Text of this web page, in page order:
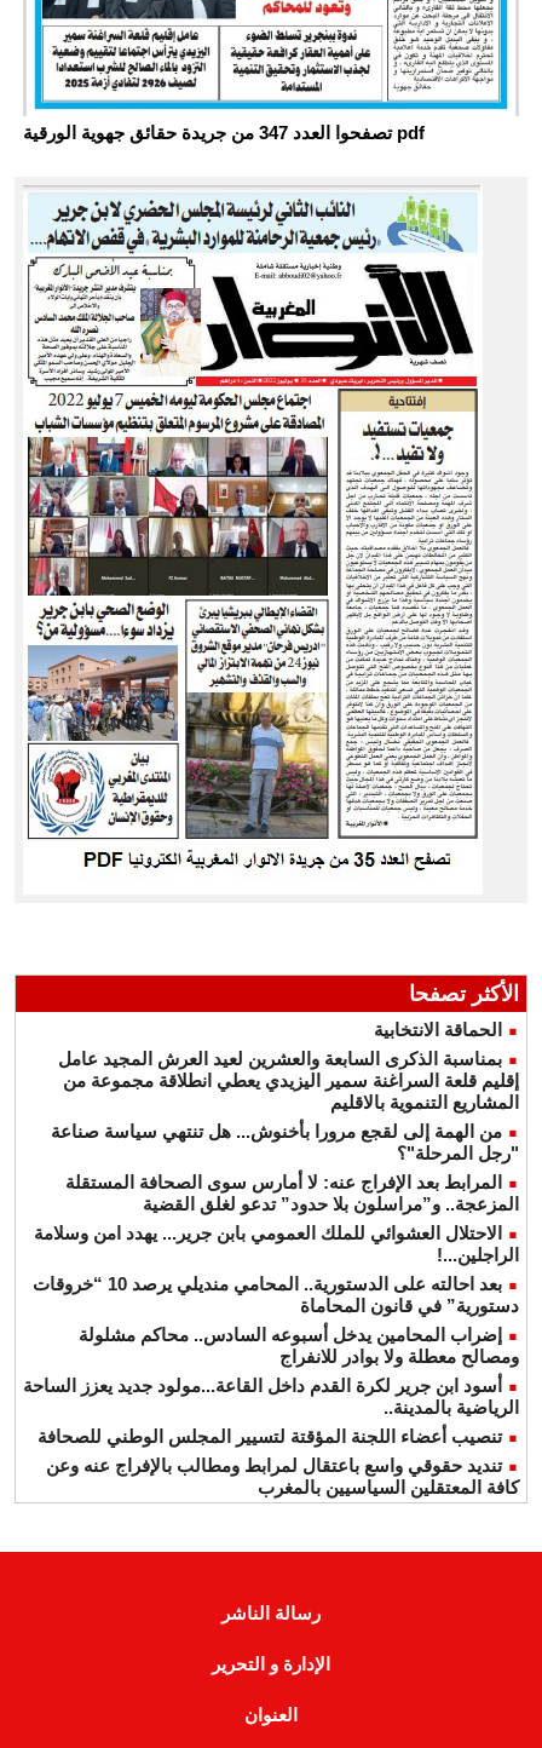
تصفحوا العدد 347 من جريدة حقائق جهوية الورقية pdf
الأكثر تصفحا
الحماقة الانتخابية
بمناسبة الذكرى السابعة والعشرين لعيد العرش المجيد عامل
إقليم قلعة السراغنة سمير اليزيدي يعطي انطلاقة مجموعة من
المشاريع التنموية بالاقليم
من الهمة إلى لقجع مرورا بأخنوش... هل تنتهي سياسة صناعة
"رجل المرحلة"؟
المرابط بعد الإفراج عنه: لا أمارس سوى الصحافة المستقلة
المزعجة.. و”مراسلون بلا حدود” تدعو لغلق القضية
الاحتلال العشوائي للملك العمومي بابن جرير... يهدد امن وسلامة
الراجلين...!
بعد احالته على الدستورية.. المحامي منديلي يرصد 10 “خروقات
دستورية” في قانون المحاماة
إضراب المحامين يدخل أسبوعه السادس.. محاكم مشلولة
ومصالح معطلة ولا بوادر للانفراج
أسود ابن جرير لكرة القدم داخل القاعة...مولود جديد يعزز الساحة
الرياضية بالمدينة..
تنصيب أعضاء اللجنة المؤقتة لتسيير المجلس الوطني للصحافة
تنديد حقوقي واسع باعتقال لمرابط ومطالب بالإفراج عنه وعن
كافة المعتقلين السياسيين بالمغرب
رسالة الناشر
الإدارة و التحرير
العنوان